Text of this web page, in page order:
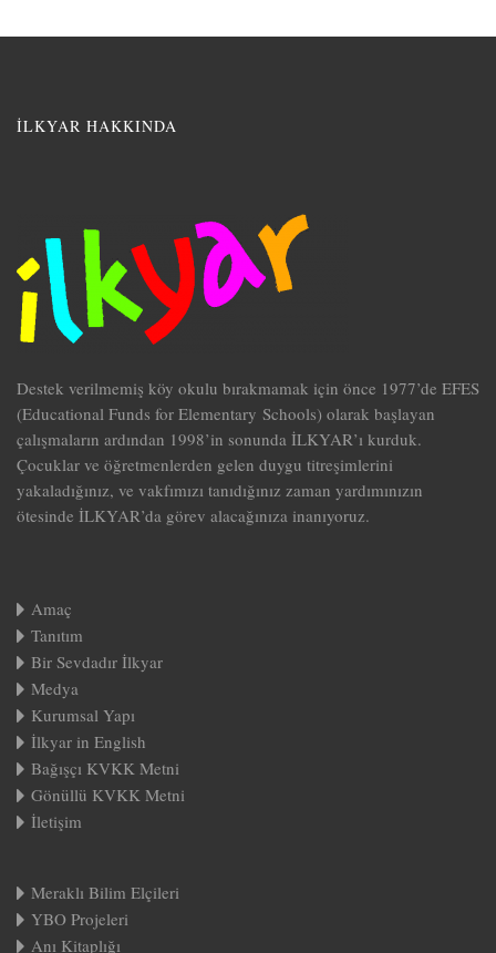
İLKYAR HAKKINDA
Destek verilmemiş köy okulu bırakmamak için önce 1977’de EFES
(Educational Funds for Elementary Schools) olarak başlayan
çalışmaların ardından 1998’in sonunda İLKYAR’ı kurduk.
Çocuklar ve öğretmenlerden gelen duygu titreşimlerini
yakaladığınız, ve vakfımızı tanıdığınız zaman yardımınızın
ötesinde İLKYAR’da görev alacağınıza inanıyoruz.
Amaç
Tanıtım
Bir Sevdadır İlkyar
Medya
Kurumsal Yapı
İlkyar in English
Bağışçı KVKK Metni
Gönüllü KVKK Metni
İletişim
Meraklı Bilim Elçileri
YBO Projeleri
Anı Kitaplığı